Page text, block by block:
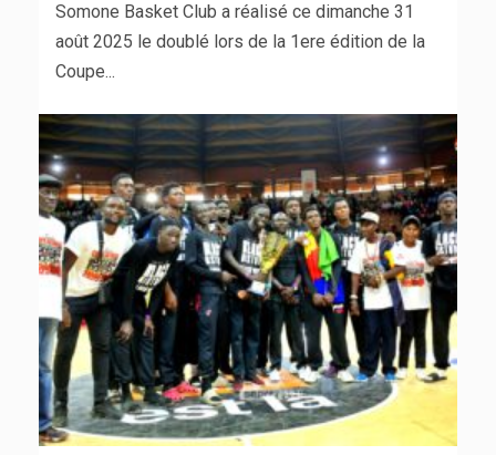
Somone Basket Club a réalisé ce dimanche 31
août 2025 le doublé lors de la 1ere édition de la
Coupe...